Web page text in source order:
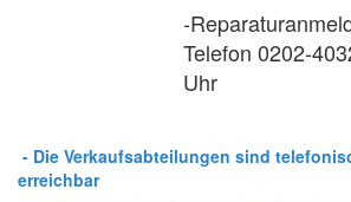
-
Telefon 0202-
Uhr
- Die Verkaufsabteilungen sind
erreichbar